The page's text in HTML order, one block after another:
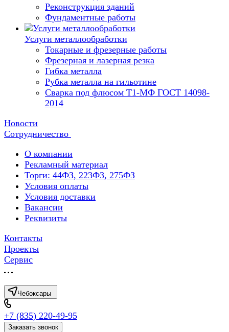
Реконструкция зданий
Фундаментные работы
Услуги металлообработки
Токарные и фрезерные работы
Фрезерная и лазерная резка
Гибка металла
Рубка металла на гильотине
Сварка под флюсом Т1-МФ ГОСТ 14098-
2014
Новости
Сотрудничество
О компании
Рекламный материал
Торги: 44ФЗ, 223ФЗ, 275ФЗ
Условия оплаты
Условия доставки
Вакансии
Реквизиты
Контакты
Проекты
Сервис
Чебоксары
+7 (835) 220-49-95
Заказать звонок